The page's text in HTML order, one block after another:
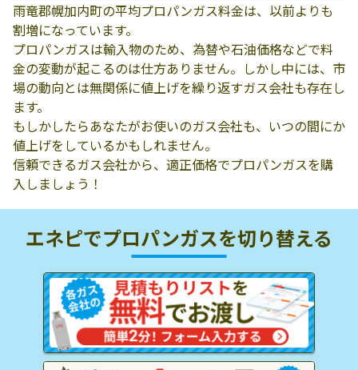
雨竜郡幌加内町の平均プロパンガス料金は、以前よりも
割増になっています。
プロパンガスは輸入物のため、為替や石油価格などで料
金の変動が起こるのは仕方ありません。しかし中には、市
場の動向とは無関係に値上げを繰り返すガス会社も存在し
ます。
もしかしたらあなたがお使いのガス会社も、いつの間にか
値上げをしているかもしれません。
信頼できるガス会社から、適正価格でプロパンガスを購
入しましょう！
エネピでプロパンガスを切り替える